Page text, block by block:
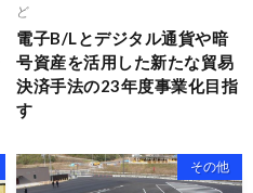
ど
電子B/Lとデジタル通貨や暗
号資産を活用した新たな貿易
決済手法の23年度事業化目指
す
その他